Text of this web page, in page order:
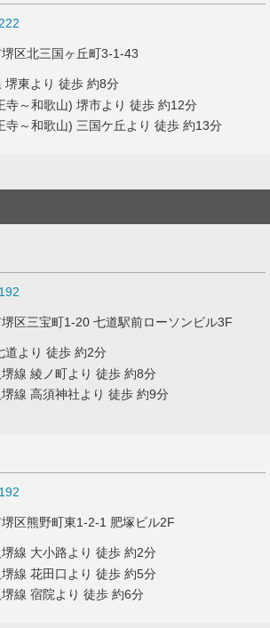
区北三国ヶ丘町3-1-43
堺東より 徒歩 約8分
寺～和歌山) 堺市より 徒歩 約12分
寺～和歌山) 三国ケ丘より 徒歩 約13分
区三宝町1-20 七道駅前ローソンビル3F
道より 徒歩 約2分
線 綾ノ町より 徒歩 約8分
線 高須神社より 徒歩 約9分
区熊野町東1-2-1 肥塚ビル2F
線 大小路より 徒歩 約2分
線 花田口より 徒歩 約5分
線 宿院より 徒歩 約6分